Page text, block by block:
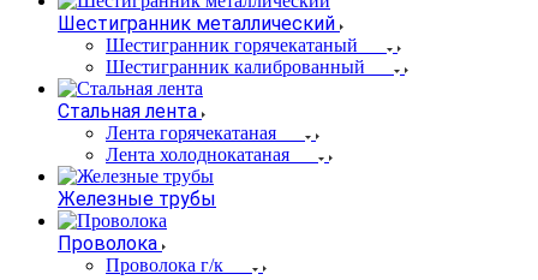
Шестигранник металлический
Шестигранник горячекатаный
Шестигранник калиброванный
Стальная лента
Лента горячекатаная
Лента холоднокатаная
Железные трубы
Проволока
Проволока г/к